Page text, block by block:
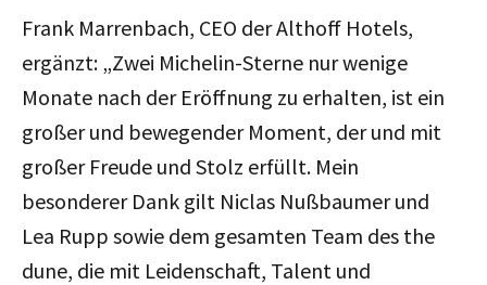
Frank Marrenbach, CEO der Althoff Hotels,
ergänzt: „Zwei Michelin-Sterne nur wenige
Monate nach der Eröffnung zu erhalten, ist ein
großer und bewegender Moment, der und mit
großer Freude und Stolz erfüllt. Mein
besonderer Dank gilt Niclas Nußbaumer und
Lea Rupp sowie dem gesamten Team des the
dune, die mit Leidenschaft, Talent und